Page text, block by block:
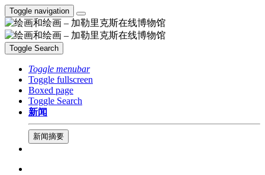
Toggle navigation
Toggle Search
Toggle menubar
Toggle fullscreen
Boxed page
Toggle Search
新闻
新闻摘要